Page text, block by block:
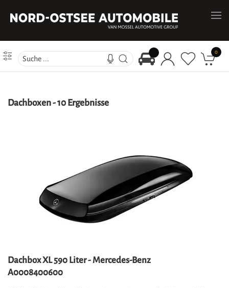
0
Dachboxen-10 Ergebnisse
Dachbox XL 590 Liter - Mercedes-Benz
A0008400600